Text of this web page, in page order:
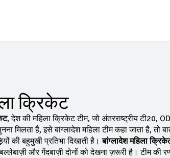
क्रिकेट
,देश की महिला क्रिकेट टीम, जो अंतरराष्ट्रीय टी20,
मिलता है, इसेबांग्लादेश महिला टीमकहा जाता है, तो
की बहुमुखी प्रतिभा दिखाती है।बांग्लादेश महिला
और गेंदबाज़ी दोनों को देखना ज़रूरी है। टीम की